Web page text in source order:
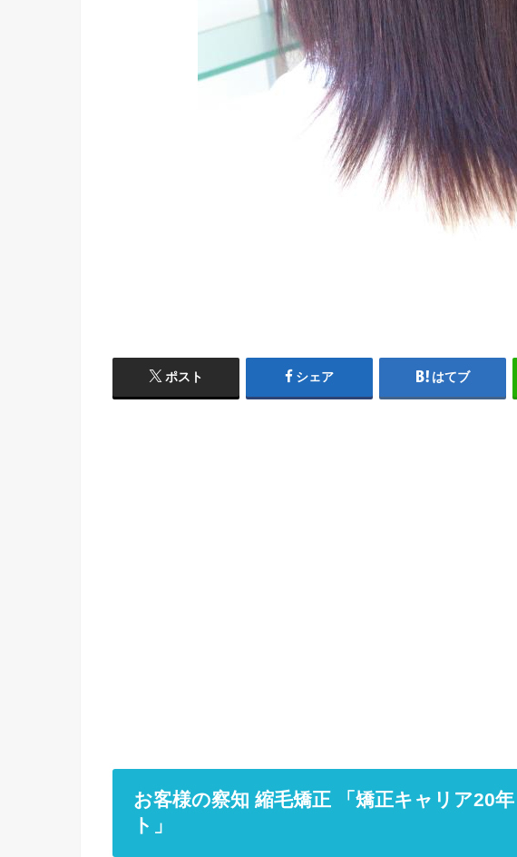
ポスト シェア はてブ
お客様の察知 縮毛矯正 「矯正キャリア20
ト」